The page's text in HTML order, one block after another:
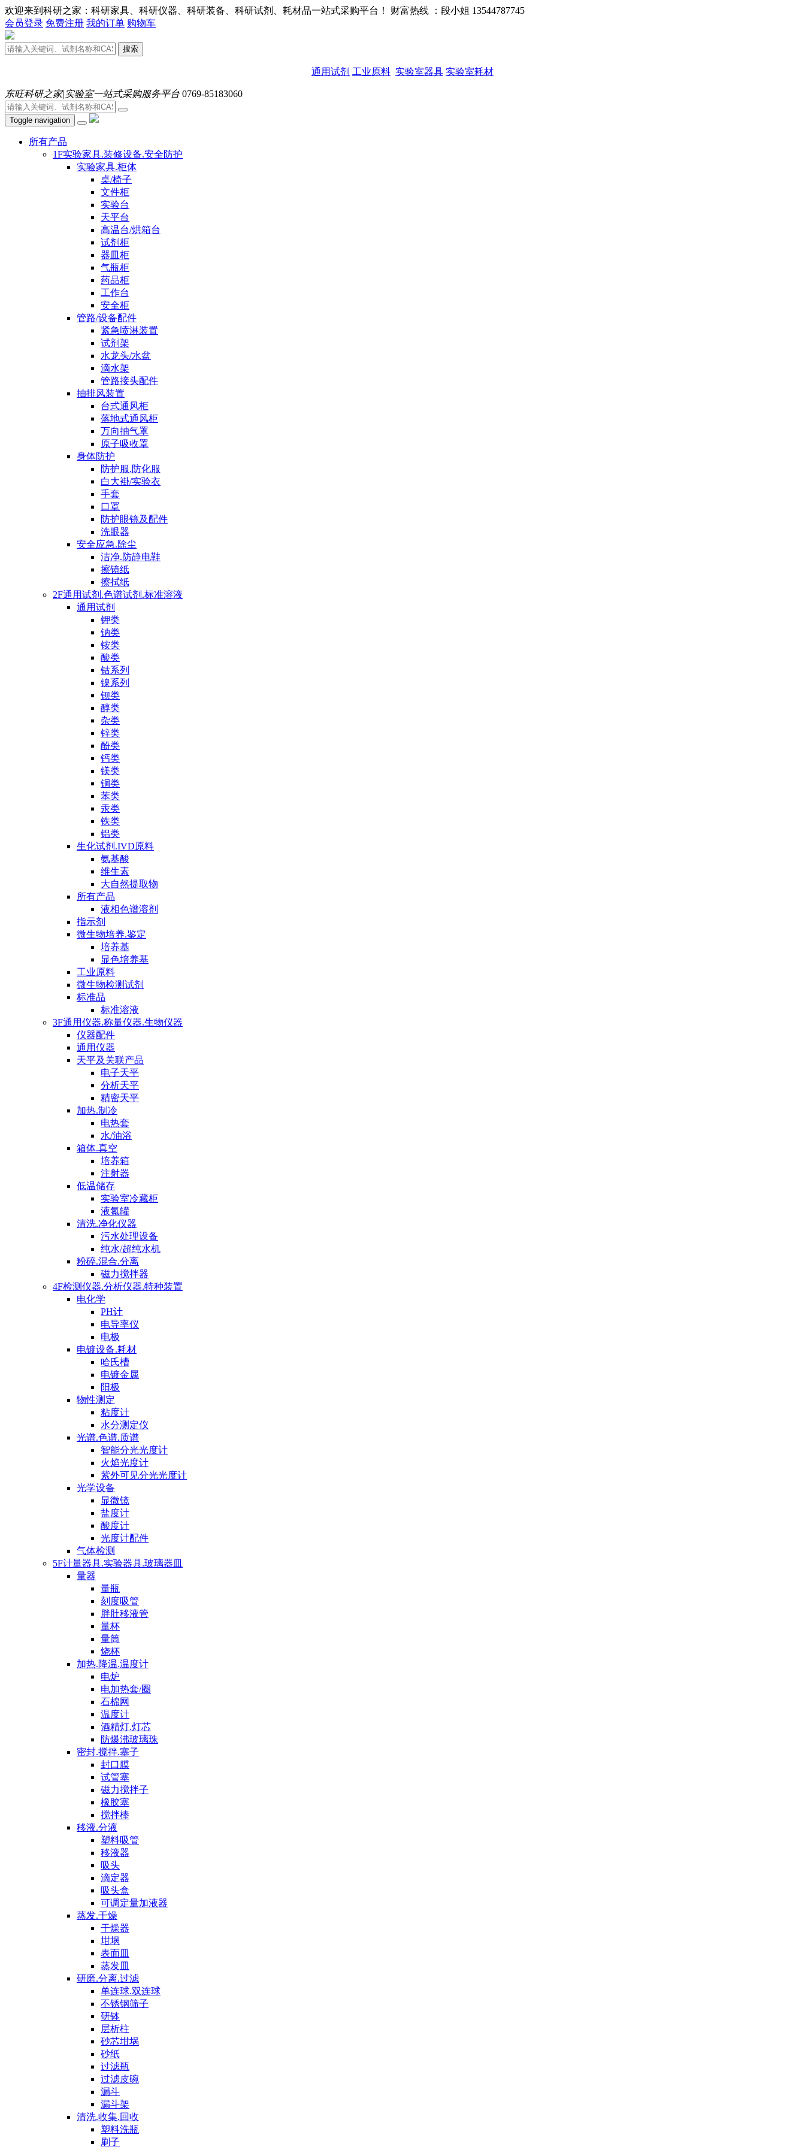
欢迎来到科研之家：科研家具、科研仪器、科研装备、科研试剂、耗材品一站式采购平台！ 财富热线 ：段小姐 13544787745
会员登录 免费注册 我的订单 购物车
搜索
通用试剂 工业原料 实验室器具 实验室耗材
东旺科研之家|实验室一站式采购服务平台 0769-85183060
Toggle navigation
所有产品
1F实验家具.装修设备.安全防护
实验家具.柜体
桌/椅子
文件柜
实验台
天平台
高温台/烘箱台
试剂柜
器皿柜
气瓶柜
药品柜
工作台
安全柜
管路/设备配件
紧急喷淋装置
试剂架
水龙头/水盆
滴水架
管路接头配件
抽排风装置
台式通风柜
落地式通风柜
万向抽气罩
原子吸收罩
身体防护
防护服.防化服
白大褂/实验衣
手套
口罩
防护眼镜及配件
洗眼器
安全应急.除尘
洁净.防静电鞋
擦镜纸
擦拭纸
2F通用试剂.色谱试剂.标准溶液
通用试剂
钾类
钠类
铵类
酸类
钴系列
镍系列
钡类
醇类
杂类
锌类
酚类
钙类
镁类
铜类
苯类
汞类
铁类
铝类
生化试剂.IVD原料
氨基酸
维生素
大自然提取物
所有产品
液相色谱溶剂
指示剂
微生物培养.鉴定
培养基
显色培养基
工业原料
微生物检测试剂
标准品
标准溶液
3F通用仪器.称量仪器.生物仪器
仪器配件
通用仪器
天平及关联产品
电子天平
分析天平
精密天平
加热.制冷
电热套
水/油浴
箱体.真空
培养箱
注射器
低温储存
实验室冷藏柜
液氮罐
清洗.净化仪器
污水处理设备
纯水/超纯水机
粉碎.混合.分离
磁力搅拌器
4F检测仪器.分析仪器.特种装置
电化学
PH计
电导率仪
电极
电镀设备.耗材
哈氏槽
电镀金属
阳极
物性测定
粘度计
水分测定仪
光谱.色谱.质谱
智能分光光度计
火焰光度计
紫外可见分光光度计
光学设备
显微镜
盐度计
酸度计
光度计配件
气体检测
5F计量器具.实验器具.玻璃器皿
量器
量瓶
刻度吸管
胖肚移液管
量杯
量筒
烧杯
加热.降温.温度计
电炉
电加热套/圈
石棉网
温度计
酒精灯.灯芯
防爆沸玻璃珠
密封.搅拌.塞子
封口膜
试管塞
磁力搅拌子
橡胶塞
搅拌棒
移液.分液
塑料吸管
移液器
吸头
滴定器
吸头盒
可调定量加液器
蒸发.干燥
干燥器
坩埚
表面皿
蒸发皿
研磨.分离.过滤
单连球.双连球
不锈钢筛子
研钵
层析柱
砂芯坩埚
砂纸
过滤瓶
过滤皮碗
漏斗
漏斗架
清洗.收集.回收
塑料洗瓶
刷子